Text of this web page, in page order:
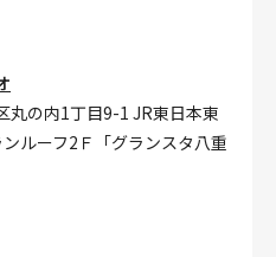
の内1丁目9-1 JR東日本東
ルーフ2Ｆ「グランスタ八重